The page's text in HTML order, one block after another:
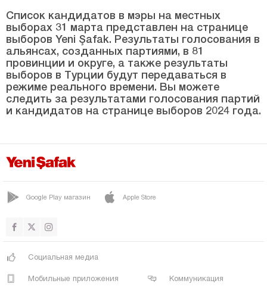
ЙЕШИЛХИСАР
Килис
Кырыккале
Кыркларэли
Кыршехир
Малатья
Мерсин
Мугла
Список кандидатов в мэры на местных
выборах 31 марта представлен на странице
выборов Yeni Şafak. Результаты голосования в
альянсах, созданных партиями, в 81
провинции и округе, а также результаты
выборов в Турции будут передаваться в
режиме реального времени. Вы можете
следить за результатами голосования партий
и кандидатов на странице выборов 2024 года.
Google Play магазин Apple Store
Социальная медиа
Мобильные приложения Коммуникация